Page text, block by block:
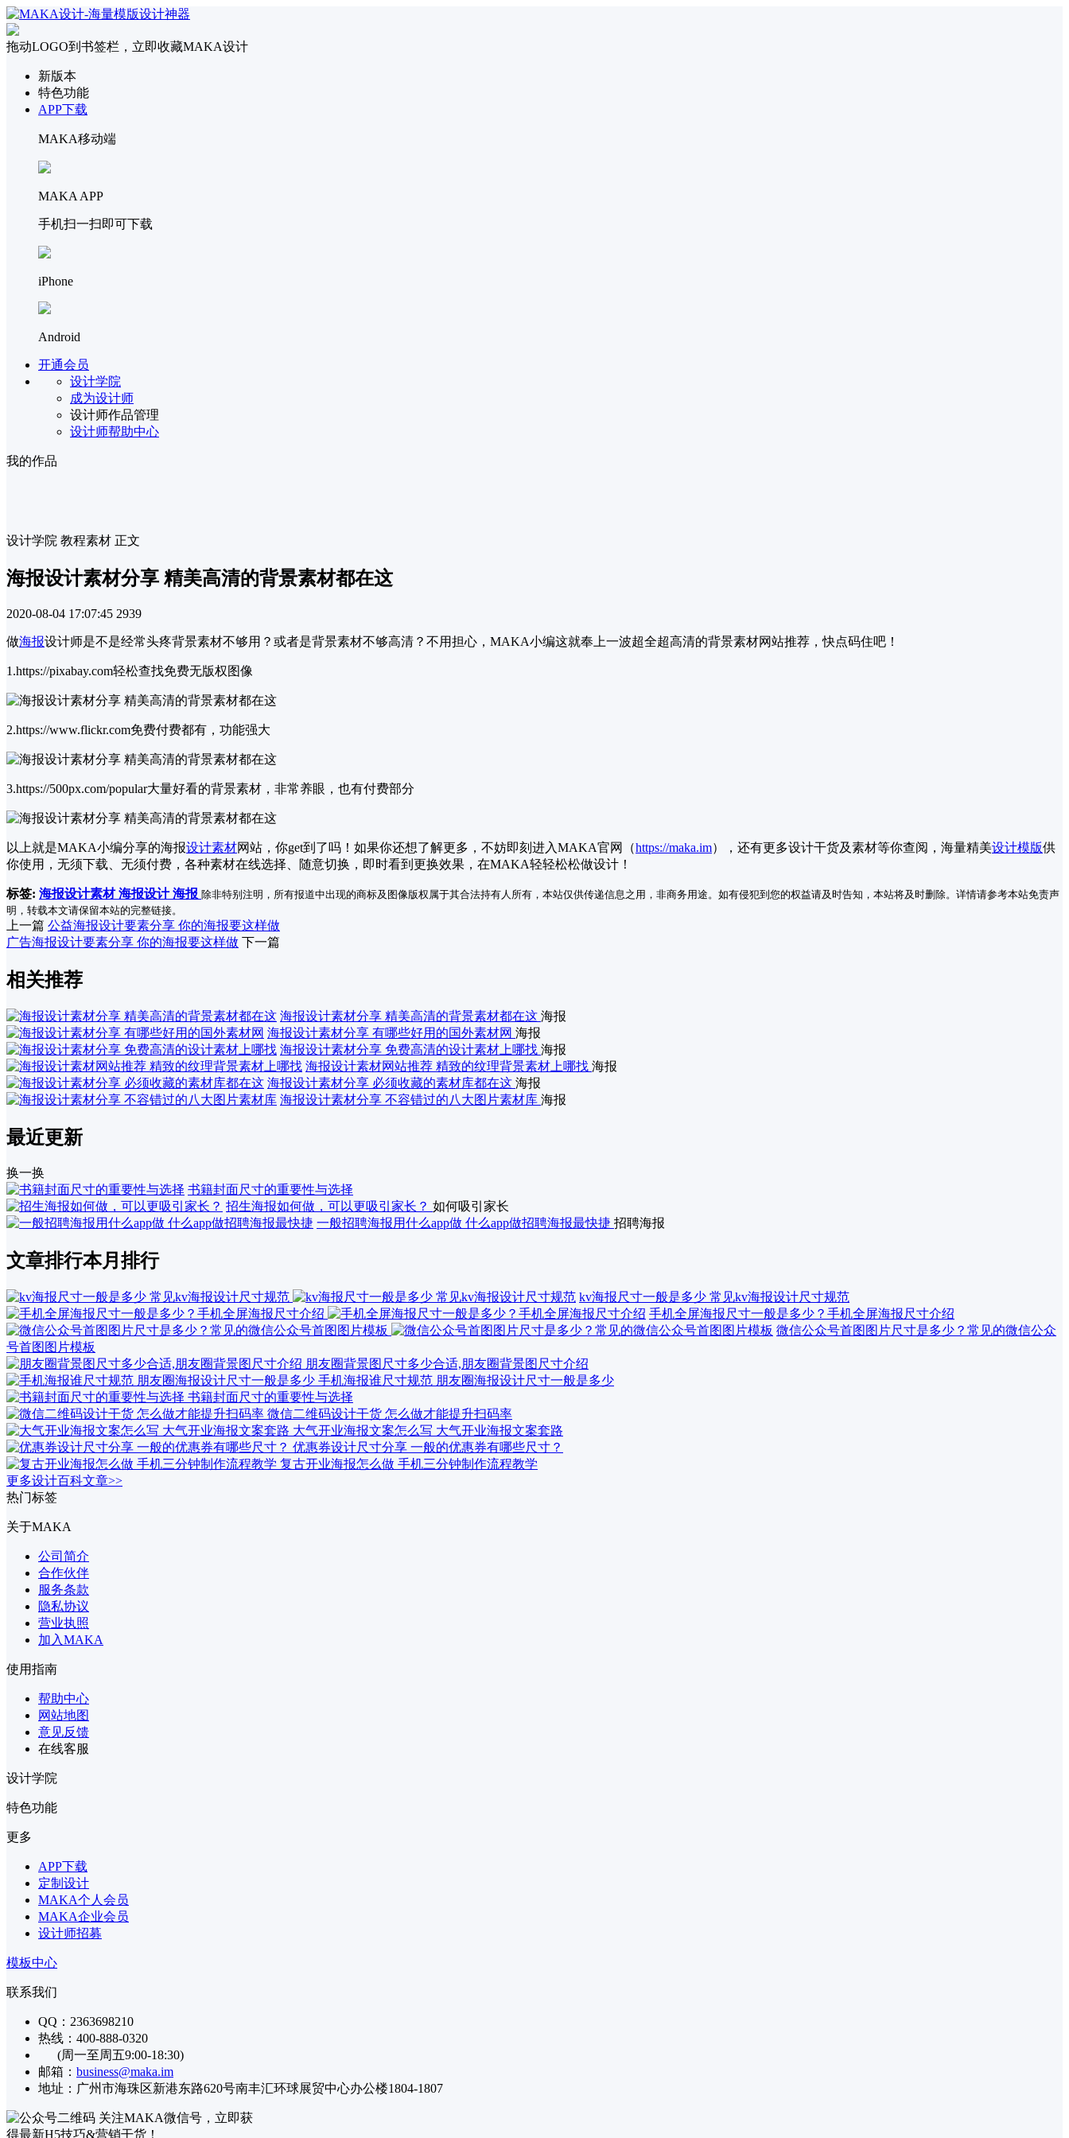
拖动LOGO到书签栏，立即收藏MAKA设计
新版本
特色功能
APP下载
MAKA移动端
MAKA APP
手机扫一扫即可下载
iPhone
Android
开通会员
设计学院
成为设计师
设计师作品管理
设计师帮助中心
我的作品
设计学院 教程素材 正文
海报设计素材分享 精美高清的背景素材都在这
2020-08-04 17:07:45 2939
做海报设计师是不是经常头疼背景素材不够用？或者是背景素材不够高清？不用担心，MAKA小编这就奉上一波超全超高清的背景素材网站推荐，快点码住吧！
1.https://pixabay.com轻松查找免费无版权图像
2.https://www.flickr.com免费付费都有，功能强大
3.https://500px.com/popular大量好看的背景素材，非常养眼，也有付费部分
以上就是MAKA小编分享的海报设计素材网站，你get到了吗！如果你还想了解更多，不妨即刻进入MAKA官网（https://maka.im），还有更多设计干货及素材等你查阅，海量精美设计模版供
你使用，无须下载、无须付费，各种素材在线选择、随意切换，即时看到更换效果，在MAKA轻轻松松做设计！
标签: 海报设计素材海报设计海报 除非特别注明，所有报道中出现的商标及图像版权属于其合法持有人所有，本站仅供传递信息之用，非商务用途。如有侵犯到您的权益请及时告知，本站将及时删除。详情请参考本站免责声
明，转载本文请保留本站的完整链接。
上一篇 公益海报设计要素分享 你的海报要这样做
广告海报设计要素分享 你的海报要这样做 下一篇
相关推荐
海报设计素材分享 精美高清的背景素材都在这 海报
海报设计素材分享 有哪些好用的国外素材网 海报
海报设计素材分享 免费高清的设计素材上哪找 海报
海报设计素材网站推荐 精致的纹理背景素材上哪找 海报
海报设计素材分享 必须收藏的素材库都在这 海报
海报设计素材分享 不容错过的八大图片素材库 海报
最近更新
换一换
书籍封面尺寸的重要性与选择
招生海报如何做，可以更吸引家长？ 如何吸引家长
一般招聘海报用什么app做 什么app做招聘海报最快捷 招聘海报
文章排行本月排行
kv海报尺寸一般是多少 常见kv海报设计尺寸规范
手机全屏海报尺寸一般是多少？手机全屏海报尺寸介绍
微信公众号首图图片尺寸是多少？常见的微信公众
号首图图片模板
朋友圈背景图尺寸多少合适,朋友圈背景图尺寸介绍
手机海报谁尺寸规范 朋友圈海报设计尺寸一般是多少
书籍封面尺寸的重要性与选择
微信二维码设计干货 怎么做才能提升扫码率
大气开业海报文案怎么写 大气开业海报文案套路
优惠券设计尺寸分享 一般的优惠券有哪些尺寸？
复古开业海报怎么做 手机三分钟制作流程教学
更多设计百科文章>>
热门标签
关于MAKA
公司简介
合作伙伴
服务条款
隐私协议
营业执照
加入MAKA
使用指南
帮助中心
网站地图
意见反馈
在线客服
设计学院
特色功能
更多
APP下载
定制设计
MAKA个人会员
MAKA企业会员
设计师招募
模板中心
联系我们
QQ：2363698210
热线：400-888-0320
(周一至周五9:00-18:30)
邮箱： business@maka.im
地址：广州市海珠区新港东路620号南丰汇环球展贸中心办公楼1804-1807
关注MAKA微信号，立即获
得最新H5技巧&营销干货！